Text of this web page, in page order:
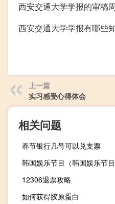
西安交通大学学报的审稿
西安交通大学学报有哪些
上一篇
实习感受心得体会
相关问题
春节银行几号可以兑支票
韩国娱乐节目（韩国娱乐节目
12306退票攻略
如何获得胶原蛋白